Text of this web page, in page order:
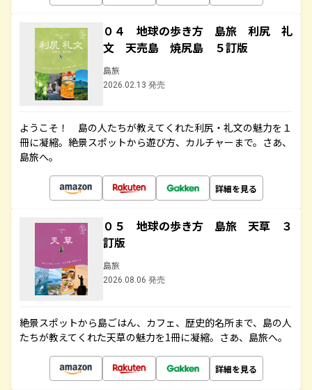
０４ 地球の歩き方 島旅 利尻 礼
文 天売島 焼尻島 ５訂版
島旅
2026.02.13 発売
ようこそ！ 島の人たちが教えてくれた利尻・礼文の魅力を１
冊に凝縮。絶景スポットから遊び方、カルチャーまで。さあ、
島旅へ。
詳細を見る
０５ 地球の歩き方 島旅 天草 ３
訂版
島旅
2026.08.06 発売
絶景スポットから島ごはん、カフェ、歴史的名所まで、島の人
たちが教えてくれた天草の魅力を1冊に凝縮。さあ、島旅へ。
詳細を見る